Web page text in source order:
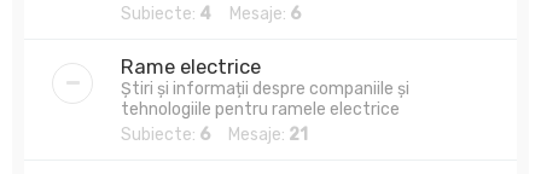
Subiecte: 4 Mesaje: 6
Rame electrice
Știri și informații despre companiile și
tehnologiile pentru ramele electrice
Subiecte: 6 Mesaje: 21